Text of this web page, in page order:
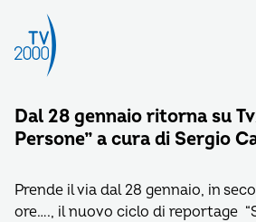
Dal 28 gennaio ritorna su
Persone” a cura di Sergio
Prende il via dal 28 gennaio, in
ore…., il nuovo ciclo di reportage